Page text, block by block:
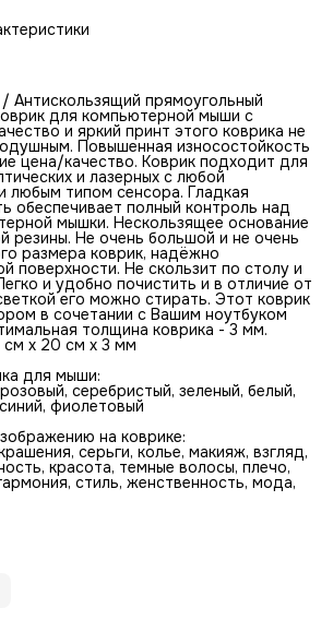
Антискользящий прямоугольный
для компьютерной мыши с
и яркий принт этого коврика не
Повышенная износостойкость
цена/качество. Коврик подходит для
и лазерных с любой
любым типом сенсора. Гладкая
обеспечивает полный контроль над
мышки. Нескользящее основание
резины. Не очень большой и не очень
размера коврик, надёжно
поверхности. Не скользит по столу и
и удобно почистить и в отличие от
его можно стирать. Этот коврик
в сочетании с Вашим ноутбуком
толщина коврика - 3 мм.
см x 20 см x 3 мм
для мыши:
серебристый, зеленый, белый,
фиолетовый
на коврике:
серьги, колье, макияж, взгляд,
красота, темные волосы, плечо,
стиль, женственность, мода,